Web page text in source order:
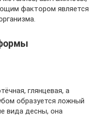
фактором является
глянцевая, а
образуется ложный
вида десны, она